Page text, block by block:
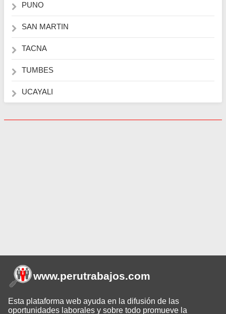
PUNO
SAN MARTIN
TACNA
TUMBES
UCAYALI
www.perutrabajos.com
Esta plataforma web ayuda en la difusión de las
oportunidades laborales y sobre todo promueve la